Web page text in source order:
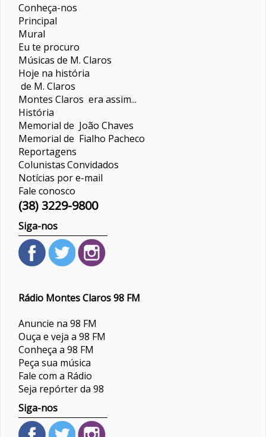
Conheça-nos
Principal
Mural
Eu te procuro
Músicas de M. Claros
Hoje na história
de M. Claros
Montes Claros era assim...
História
Memorial de João Chaves
Memorial de Fialho Pacheco
Reportagens
ColunistasConvidados
Notícias por e-mail
Fale conosco
(38) 3229-9800
Siga-nos
Rádio Montes Claros 98 FM
Anuncie na 98 FM
Ouça e veja a 98 FM
Conheça a 98 FM
Peça sua música
Fale com a Rádio
Seja repórter da 98
Siga-nos